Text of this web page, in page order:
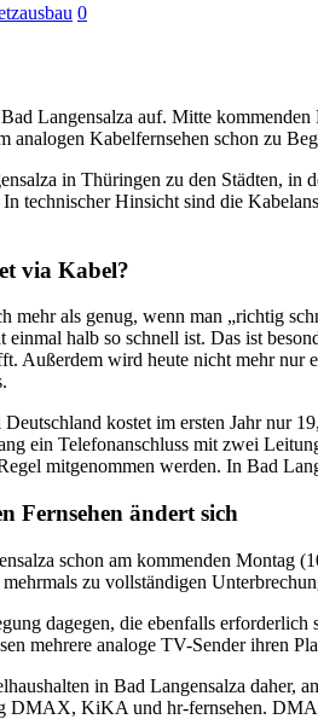
0
Langensalza auf. Mitte
analogen Kabelfernsehen schon zu
in Thüringen zu den Städten,
technischer Hinsicht sind die
via Kabel?
mehr als genug, wenn man „richtig
halb so schnell ist. Das ist
Außerdem wird heute nicht mehr
kostet im ersten Jahr nur
ein Telefonanschluss mit zwei
mitgenommen werden. In Bad
Fernsehen ändert sich
schon am kommenden Montag
zu vollständigen
dagegen, die ebenfalls
mehrere analoge TV-Sender ihren
in Bad Langensalza daher,
DMAX, KiKA und hr-fernsehen.